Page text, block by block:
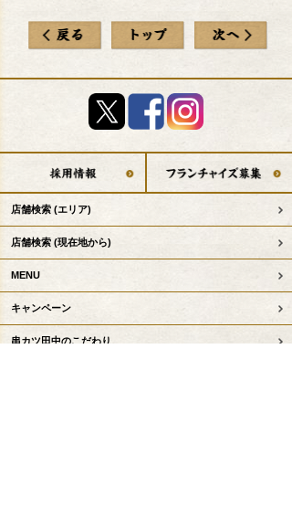
店舗検索 (エリア)
店舗検索 (現在地から)
MENU
キャンペーン
串カツ田中のこだわり